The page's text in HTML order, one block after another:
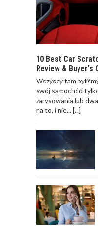
-
10 Best Car
Review & Buyer's
Wszyscy tam
swój samochód
zarysowania lub
na to, i nie...[...]